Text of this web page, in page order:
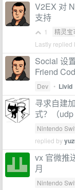
V2EX 对
支持
1 精灵宝
Lastly replied
Social 设
Friend
Dev • Livid
寻求自建
式？（udp
Nintendo
replied by
vx 官微推
月
Nintendo